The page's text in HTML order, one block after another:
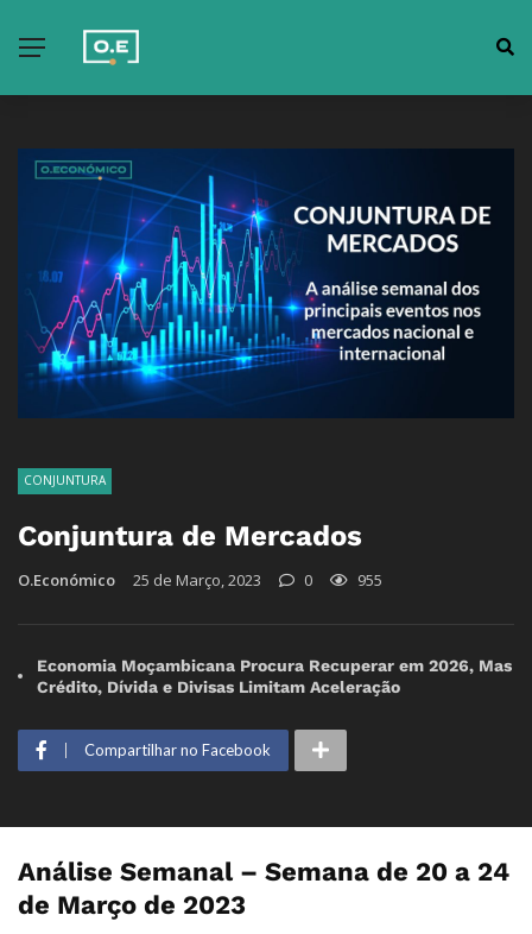
CONJUNTURA
Conjuntura de Mercados
O.Económico 25 de Março, 2023 0 955
Economia Moçambicana Procura Recuperar em 2026, Mas
Crédito, Dívida e Divisas Limitam Aceleração
Compartilhar no Facebook
Análise Semanal – Semana de 20 a 24
de Março de 2023